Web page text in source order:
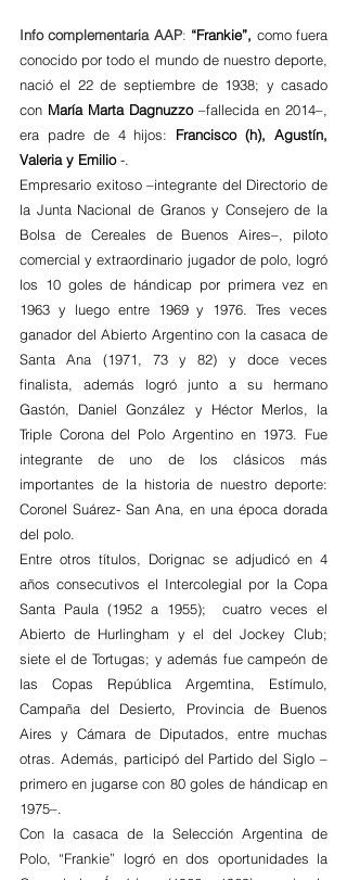
Info complementaria AAP: “Frankie”, como fuera
conocido por todo el mundo de nuestro deporte,
nació el 22 de septiembre de 1938; y casado
con María Marta Dagnuzzo –fallecida en 2014–,
era padre de 4 hijos: Francisco (h), Agustín,
Valeria y Emilio -.
Empresario exitoso –integrante del Directorio de
la Junta Nacional de Granos y Consejero de la
Bolsa de Cereales de Buenos Aires–, piloto
comercial y extraordinario jugador de polo, logró
los 10 goles de hándicap por primera vez en
1963 y luego entre 1969 y 1976. Tres veces
ganador del Abierto Argentino con la casaca de
Santa Ana (1971, 73 y 82) y doce veces
finalista, además logró junto a su hermano
Gastón, Daniel González y Héctor Merlos, la
Triple Corona del Polo Argentino en 1973. Fue
integrante de uno de los clásicos más
importantes de la historia de nuestro deporte:
Coronel Suárez- San Ana, en una época dorada
del polo.
Entre otros títulos, Dorignac se adjudicó en 4
años consecutivos el Intercolegial por la Copa
Santa Paula (1952 a 1955);  cuatro veces el
Abierto de Hurlingham y el del Jockey Club;
siete el de Tortugas; y además fue campeón de
las Copas República Argemtina, Estímulo,
Campaña del Desierto, Provincia de Buenos
Aires y Cámara de Diputados, entre muchas
otras. Además, participó del Partido del Siglo –
primero en jugarse con 80 goles de hándicap en
1975–.
Con la casaca de la Selección Argentina de
Polo, “Frankie” logró en dos oportunidades la